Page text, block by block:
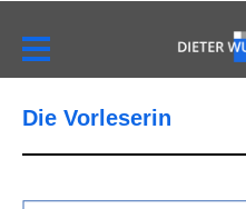
Die Vorleserin